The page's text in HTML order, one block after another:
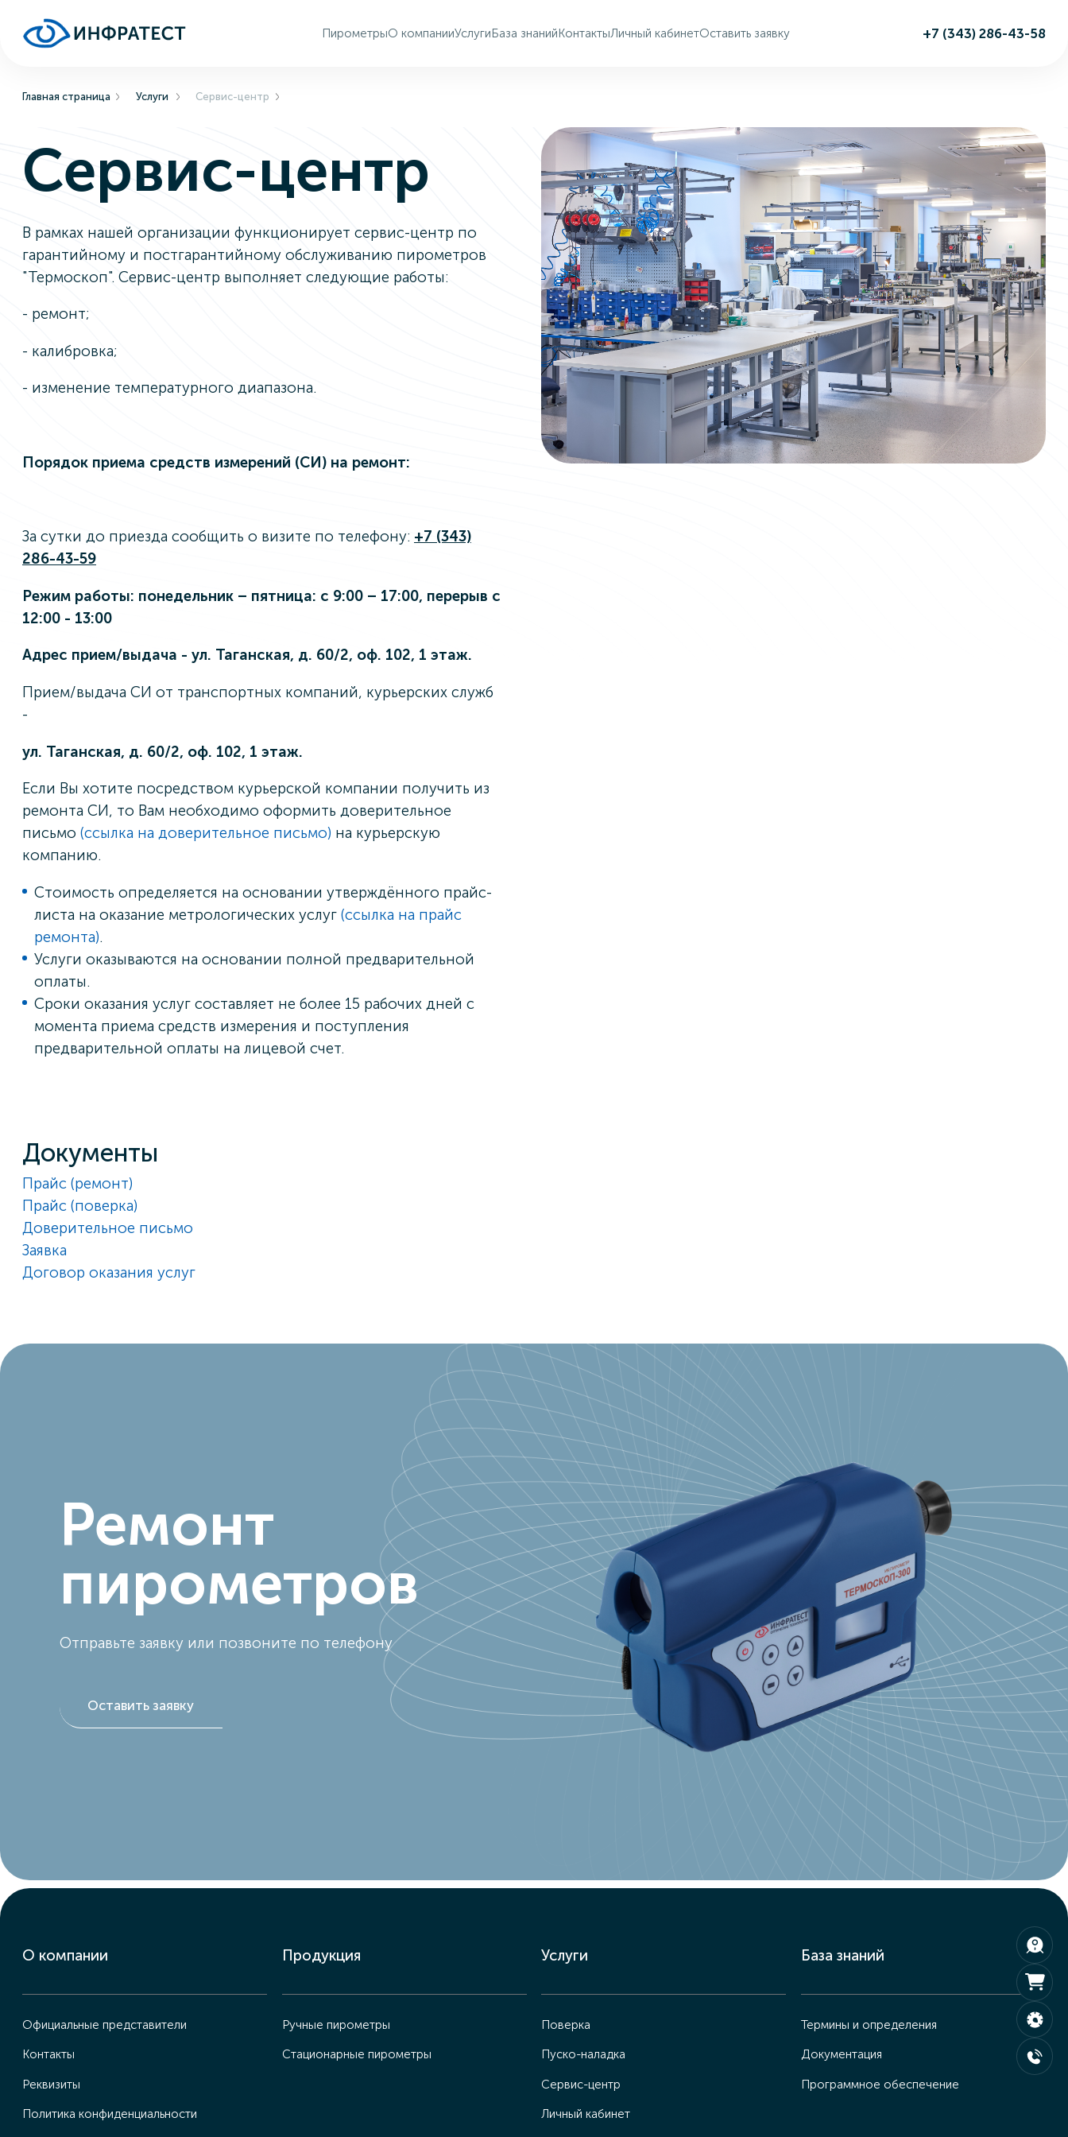
ПирометрыО компанииУслугиБаза знанийКонтактыЛичный кабинетОставить заявку +7 (343) 286-43-58
Главная страница Услуги Сервис-центр
Сервис-центр
В рамках нашей организации функционирует сервис-центр по
гарантийному и постгарантийному обслуживанию пирометров
"Термоскоп". Сервис-центр выполняет следующие работы:
- ремонт;
- калибровка;
- изменение температурного диапазона.
Порядок приема средств измерений (СИ) на ремонт:
За сутки до приезда сообщить о визите по телефону: +7 (343)
286-43-59
Режим работы: понедельник – пятница: с 9:00 – 17:00, перерыв с
12:00 - 13:00
Адрес прием/выдача - ул. Таганская, д. 60/2, оф. 102, 1 этаж.
Прием/выдача СИ от транспортных компаний, курьерских служб
-
ул. Таганская, д. 60/2, оф. 102, 1 этаж.
Если Вы хотите посредством курьерской компании получить из
ремонта СИ, то Вам необходимо оформить доверительное
письмо (ссылка на доверительное письмо) на курьерскую
компанию.
Стоимость определяется на основании утверждённого прайс-
листа на оказание метрологических услуг (ссылка на прайс
ремонта).
Услуги оказываются на основании полной предварительной
оплаты.
Сроки оказания услуг составляет не более 15 рабочих дней с
момента приема средств измерения и поступления
предварительной оплаты на лицевой счет.
Документы
Прайс (ремонт)
Прайс (поверка)
Доверительное письмо
Заявка
Договор оказания услуг
Ремонт
пирометров
Отправьте заявку или позвоните по телефону
Оставить заявку
О компании
Официальные представители
Контакты
Реквизиты
Политика конфиденциальности
Продукция
Ручные пирометры
Стационарные пирометры
Услуги
Поверка
Пуско-наладка
Сервис-центр
Личный кабинет
База знаний
Термины и определения
Документация
Программное обеспечение